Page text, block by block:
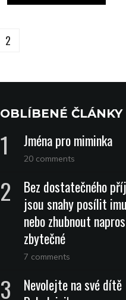
2
OBLÍBENÉ ČLÁNKY
Jména pro miminka
20 comments
Bez dostatečného
jsou snahy posílit
nebo zhubnout
zbytečné
7 comments
Nevolejte na své dítě